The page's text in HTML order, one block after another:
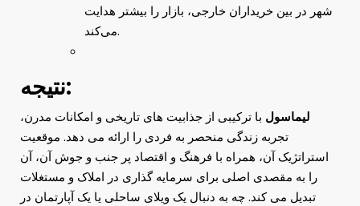
شهر در بین خریداران خارجی، بازار را بیشتر هدایت
می‌کند.
نتیجه:
لیماسول با ترکیبی از جذابیت های تاریخی و امکانات مدرن،
تجربه زندگی منحصر به فردی را ارائه می دهد. موقعیت
استراتژیک آن، همراه با فرهنگ و اقتصاد پر جنب و جوش آن، آن
را به مقصدی اصلی برای سرمایه گذاری در املاک و مستغلات
تبدیل می کند. چه به دنبال یک ویلای ساحلی یا یک آپارتمان در